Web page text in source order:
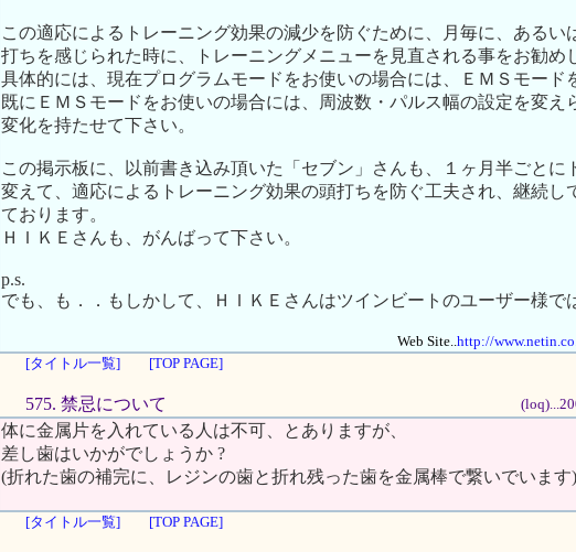
この適応によるトレーニング効果の減少を防ぐために、月毎に、あるい
打ちを感じられた時に、トレーニングメニューを見直される事をお勧め
具体的には、現在プログラムモードをお使いの場合には、ＥＭＳモード
既にＥＭＳモードをお使いの場合には、周波数・パルス幅の設定を変え
変化を持たせて下さい。
この掲示板に、以前書き込み頂いた「セブン」さんも、１ヶ月半ごとに
変えて、適応によるトレーニング効果の頭打ちを防ぐ工夫され、継続し
ております。
ＨＩＫＥさんも、がんばって下さい。
p.s.
でも、も．．もしかして、ＨＩＫＥさんはツインビートのユーザー様で
Web Site..http://
[タイトル一覧]
[TOP PAGE]
575. 禁忌について
体に金属片を入れている人は不可、とありますが、
差し歯はいかがでしょうか ?
(折れた歯の補完に、レジンの歯と折れ残った歯を金属棒で繋いでいます)
[タイトル一覧] [TOP PAGE]